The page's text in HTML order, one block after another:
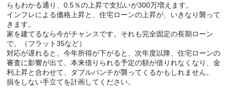
らもわかる通り、0.5％の上昇で支払いが300万増えます。
インフレによる価格上昇と、住宅ローンの上昇が、いきなり襲って
きます。
家を建てるなら今がチャンスです。それも完全固定の長期ローン
で。（フラット35など）
対応が遅れると、今年所得が下がると、次年度以降、住宅ローンの
審査に影響が出て、本来借りられる予定の額が借りれなくなり、金
利上昇と合わせて、ダブルパンチが襲ってくるかもしれません。
損をしない手立てを計画してください。